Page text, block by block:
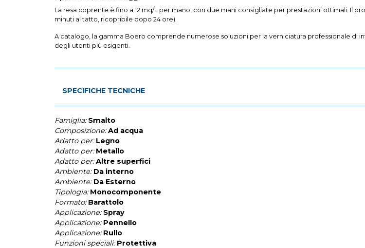
La resa coprente è fino a 12 mq/L per mano, con due mani consigliate per prestazioni ottimali. Il
minuti al tatto, ricopribile dopo 24 ore).
A catalogo, la gamma Boero comprende numerose soluzioni per la verniciatura professionale di
degli utenti più esigenti.
SPECIFICHE TECNICHE
Famiglia: Smalto
Composizione: Ad acqua
Adatto per: Legno
Adatto per: Metallo
Adatto per: Altre superfici
Ambiente: Da interno
Ambiente: Da Esterno
Tipologia: Monocomponente
Formato: Barattolo
Applicazione: Spray
Applicazione: Pennello
Applicazione: Rullo
Funzioni speciali: Protettiva